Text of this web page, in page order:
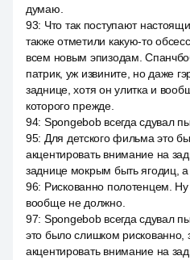
думаю.
93: Что так поступают
также отметили какую-то
всем новым эпизодам.
патрик, уж извините, но даже
заднице, хотя он улитка и
которого прежде.
94: Spongebob всегда сдувал
95: Для детского фильма это
акцентировать внимание на
заднице мокрым быть ягодиц, а
96: Рискованно полотенцем. Ну
вообще не должно.
97: Spongebob всегда сдувал
это было слишком рискованно,
акцентировать внимание на